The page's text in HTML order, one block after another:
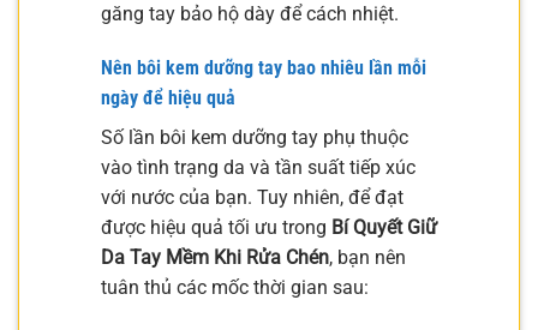
găng tay bảo hộ dày để cách nhiệt.
Nên bôi kem dưỡng tay bao nhiêu lần mỗi
ngày để hiệu quả
Số lần bôi kem dưỡng tay phụ thuộc
vào tình trạng da và tần suất tiếp xúc
với nước của bạn. Tuy nhiên, để đạt
được hiệu quả tối ưu trong Bí Quyết Giữ
Da Tay Mềm Khi Rửa Chén, bạn nên
tuân thủ các mốc thời gian sau: